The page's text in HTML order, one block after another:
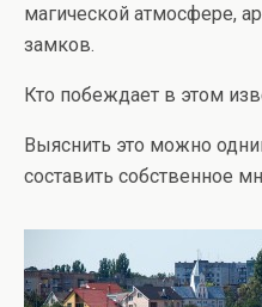
магической атмосфере,
замков.
Кто побеждает в этом
Выяснить это можно
составить собственное